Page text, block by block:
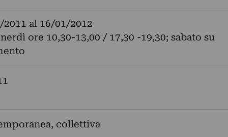
2011 al 16/01/2012
ore 10,30-13,00 / 17,30 -19,30; sabato su
collettiva